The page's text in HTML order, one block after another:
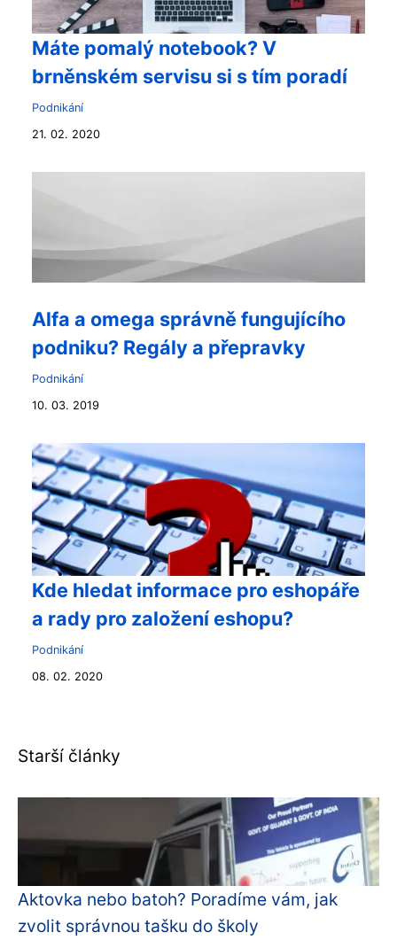
Máte pomalý notebook? V
brněnském servisu si s tím poradí
Podnikání
21. 02. 2020
Alfa a omega správně fungujícího
podniku? Regály a přepravky
Podnikání
10. 03. 2019
Kde hledat informace pro eshopáře
a rady pro založení eshopu?
Podnikání
08. 02. 2020
Starší články
Aktovka nebo batoh? Poradíme vám, jak
zvolit správnou tašku do školy